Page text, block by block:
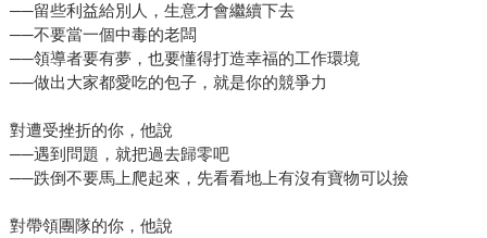
──留些利益給別人，生意才會繼續下去
──不要當一個中毒的老闆
──領導者要有夢，也要懂得打造幸福的工作環境
──做出大家都愛吃的包子，就是你的競爭力
對遭受挫折的你，他說
──遇到問題，就把過去歸零吧
──跌倒不要馬上爬起來，先看看地上有沒有寶物可以撿
對帶領團隊的你，他說